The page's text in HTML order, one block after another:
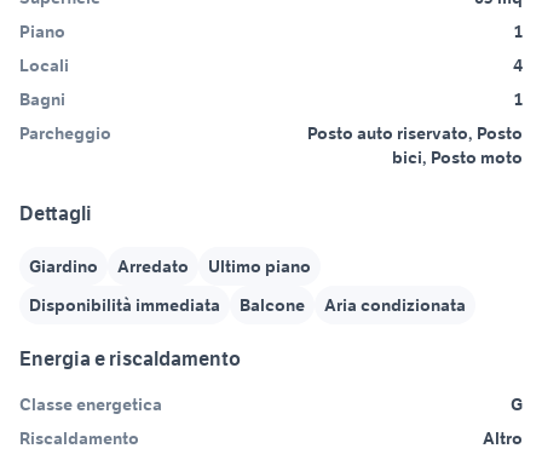
Piano
1
Locali
4
Bagni
1
Parcheggio
Posto auto riservato, Posto
bici, Posto moto
Dettagli
Giardino Arredato
Ultimo piano
Disponibilità immediata
Balcone Aria condizionata
Energia e riscaldamento
Classe energetica
G
Riscaldamento
Altro